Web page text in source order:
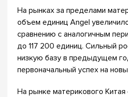
На рынках за пределами
объем единиц Angel
сравнению с аналогичным
до 117 200 единиц. Сильный
низкую базу в предыдущем
первоначальный успех на
На рынке материкового